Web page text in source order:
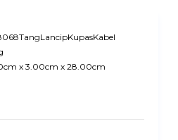
x 3.00cm x 28.00cm